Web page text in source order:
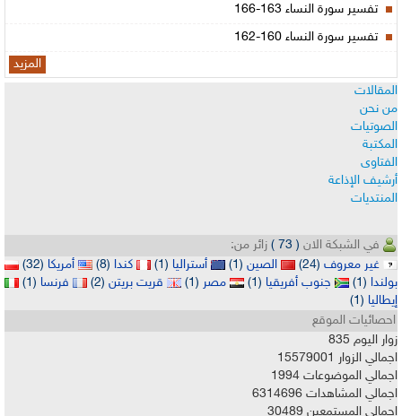
تفسير سورة النساء 163-166
تفسير سورة النساء 160-162
المزيد
المقالات
من نحن
الصوتيات
المكتبة
الفتاوى
أرشيف الإذاعة
المنتديات
في الشبكة الان ( 73 )
زائر من:
غير معروف (24) الصين (1) أستراليا (1) كندا (8) أمريكا (32)
بولندا (1) جنوب أفريقيا (1) مصر (1) قريت بريتن (2) فرنسا (1)
إيطاليا (1)
احصائيات الموقع
زوار اليوم 835
اجمالي الزوار 15579001
اجمالي الموضوعات 1994
اجمالي المشاهدات 6314696
اجمالي المستمعين 30489